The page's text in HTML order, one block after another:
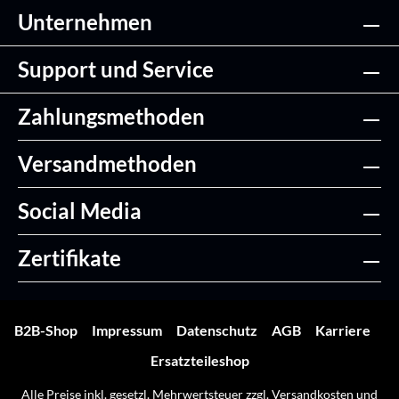
Unternehmen
Support und Service
Zahlungsmethoden
Versandmethoden
Social Media
Zertifikate
B2B-Shop Impressum Datenschutz AGB
Karriere
Ersatzteileshop
Alle Preise inkl. gesetzl. Mehrwertsteuer zzgl.Versandkosten und